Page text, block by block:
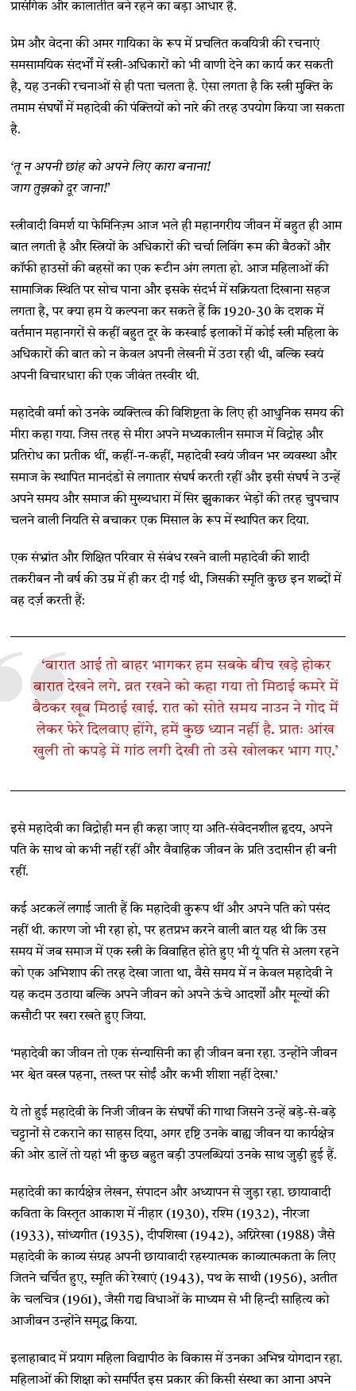
प्रासंगिक और कालातीत बने रहने का बड़ा आधार है.
प्रेम और वेदना की अमर गायिका के रूप में प्रचलित कवयित्री की रचनाएं
समसामयिक संदर्भों में स्त्री-अधिकारों को भी वाणी देने का कार्य कर सकती
है, यह उनकी रचनाओं से ही पता चलता है. ऐसा लगता है कि स्त्री मुक्ति के
तमाम संघर्षों में महादेवी की पंक्तियों को नारे की तरह उपयोग किया जा सकता
है.
‘तू न अपनी छांह को अपने लिए कारा बनाना!
जाग तुझको दूर जाना!’
स्त्रीवादी विमर्श या फेमिनिज़्म आज भले ही महानगरीय जीवन में बहुत ही आम
बात लगती है और स्त्रियों के अधिकारों की चर्चा लिविंग रूम की बैठकों और
कॉफी हाउसों की बहसों का एक रूटीन अंग लगता हो. आज महिलाओं की
सामाजिक स्थिति पर सोच पाना और इसके संदर्भ में सक्रियता दिखाना सहज
लगता है, पर क्या हम ये कल्पना कर सकते हैं कि 1920-30 के दशक में
वर्तमान महानगरों से कहीं बहुत दूर के कस्बाई इलाकों में कोई स्त्री महिला के
अधिकारों की बात को न केवल अपनी लेखनी में उठा रही थी, बल्कि स्वयं
अपनी विचारधारा की एक जीवंत तस्वीर थी.
महादेवी वर्मा को उनके व्यक्तित्व की विशिष्टता के लिए ही आधुनिक समय की
मीरा कहा गया. जिस तरह से मीरा अपने मध्यकालीन समाज में विद्रोह और
प्रतिरोध का प्रतीक थीं, कहीं-न-कहीं, महादेवी स्वयं जीवन भर व्यवस्था और
समाज के स्थापित मानदंडों से लगातार संघर्ष करती रहीं और इसी संघर्ष ने उन्हें
अपने समय और समाज की मुख्यधारा में सिर झुकाकर भेड़ों की तरह चुपचाप
चलने वाली नियति से बचाकर एक मिसाल के रूप में स्थापित कर दिया.
एक संभ्रांत और शिक्षित परिवार से संबंध रखने वाली महादेवी की शादी
तकरीबन नौ वर्ष की उम्र में ही कर दी गई थी, जिसकी स्मृति कुछ इन शब्दों में
वह दर्ज़ करती हैं:
‘बारात आई तो बाहर भागकर हम सबके बीच खड़े होकर
बारात देखने लगे. व्रत रखने को कहा गया तो मिठाई कमरे में
बैठकर खूब मिठाई खाई. रात को सोते समय नाउन ने गोद में
लेकर फेरे दिलवाए होंगे, हमें कुछ ध्यान नहीं है. प्रातः आंख
खुली तो कपड़े में गांठ लगी देखी तो उसे खोलकर भाग गए.’
इसे महादेवी का विद्रोही मन ही कहा जाए या अति-संवेदनशील हृदय, अपने
पति के साथ वो कभी नहीं रहीं और वैवाहिक जीवन के प्रति उदासीन ही बनी
रहीं.
कई अटकलें लगाई जाती हैं कि महादेवी कुरूप थीं और अपने पति को पसंद
नहीं थी. कारण जो भी रहा हो, पर हतप्रभ करने वाली बात यह थी कि उस
समय में जब समाज में एक स्त्री के विवाहित होते हुए भी यूं पति से अलग रहने
को एक अभिशाप की तरह देखा जाता था, वैसे समय में न केवल महादेवी ने
यह कदम उठाया बल्कि अपने जीवन को अपने ऊंचे आदर्शों और मूल्यों की
कसौटी पर खरा रखते हुए जिया.
‘महादेवी का जीवन तो एक संन्यासिनी का ही जीवन बना रहा. उन्होंने जीवन
भर श्वेत वस्त्र पहना, तख्त पर सोईं और कभी शीशा नहीं देखा.’
ये तो हुई महादेवी के निजी जीवन के संघर्षों की गाथा जिसने उन्हें बड़े-से-बड़े
चट्टानों से टकराने का साहस दिया, अगर दृष्टि उनके बाह्य जीवन या कार्यक्षेत्र
की ओर डालें तो यहां भी कुछ बहुत बड़ी उपलब्धियां उनके साथ जुड़ी हुई हैं.
महादेवी का कार्यक्षेत्र लेखन, संपादन और अध्यापन से जुड़ा रहा. छायावादी
कविता के विस्तृत आकाश में नीहार (1930), रश्मि (1932), नीरजा
(1933), सांध्यगीत (1935), दीपशिखा (1942), अग्निरेखा (1988) जैसे
महादेवी के काव्य संग्रह अपनी छायावादी रहस्यात्मक काव्यात्मकता के लिए
जितने चर्चित हुए, स्मृति की रेखाएं (1943), पथ के साथी (1956), अतीत
के चलचित्र (1961), जैसी गद्य विधाओं के माध्यम से भी हिन्दी साहित्य को
आजीवन उन्होंने समृद्ध किया.
इलाहाबाद में प्रयाग महिला विद्यापीठ के विकास में उनका अभिन्न योगदान रहा.
महिलाओं की शिक्षा को समर्पित इस प्रकार की किसी संस्था का आना अपने